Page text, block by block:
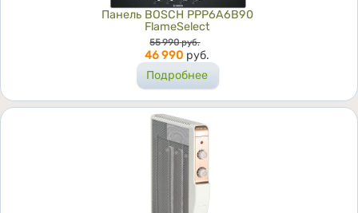
Панель BOSCH PPP6A6B90
FlameSelect
Цена
55 990 руб.
46 990 руб.
Подробнее